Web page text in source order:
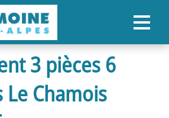
3 pièces 6
Chamois